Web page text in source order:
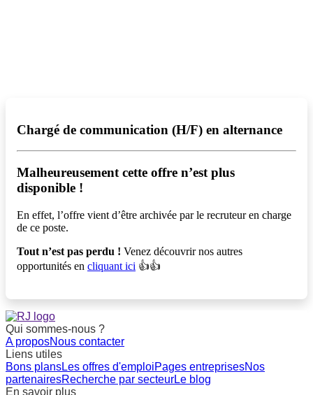
Chargé de communication (H/F) en alternance
Malheureusement cette offre n’est plus
disponible !️
En effet, l’offre vient d’être archivée par le recruteur en charge
de ce poste.
Tout n’est pas perdu ! Venez découvrir nos autres
opportunités en cliquant ici 👍👍
Qui sommes-nous ?
A proposNous contacter
Liens utiles
Bons plansLes offres d'emploiPages entreprisesNos
partenairesRecherche par secteurLe blog
En savoir plus